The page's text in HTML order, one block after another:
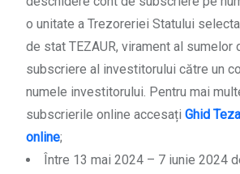
o unitate a Trezoreriei Statului
de stat TEZAUR, virament al sumelor
subscriere al investitorului către un
numele investitorului. Pentru mai
subscrierile online accesați Ghid
online;
Între 13 mai 2024 – 7 iunie 2024